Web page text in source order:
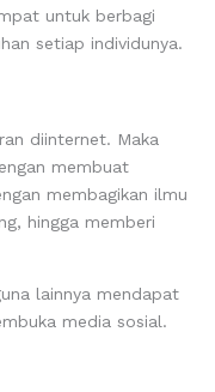
untuk berbagi
setiap individunya.
diinternet. Maka
membuat
membagikan ilmu
hingga memberi
lainnya mendapat
media sosial.